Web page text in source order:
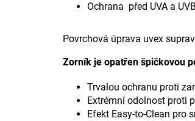
Ochrana před UVA a
Povrchová úprava uvex
Zorník je opatřen špičkovou
Trvalou ochranu proti
Extrémní odolnost proti
Efekt Easy-to-Clean pro